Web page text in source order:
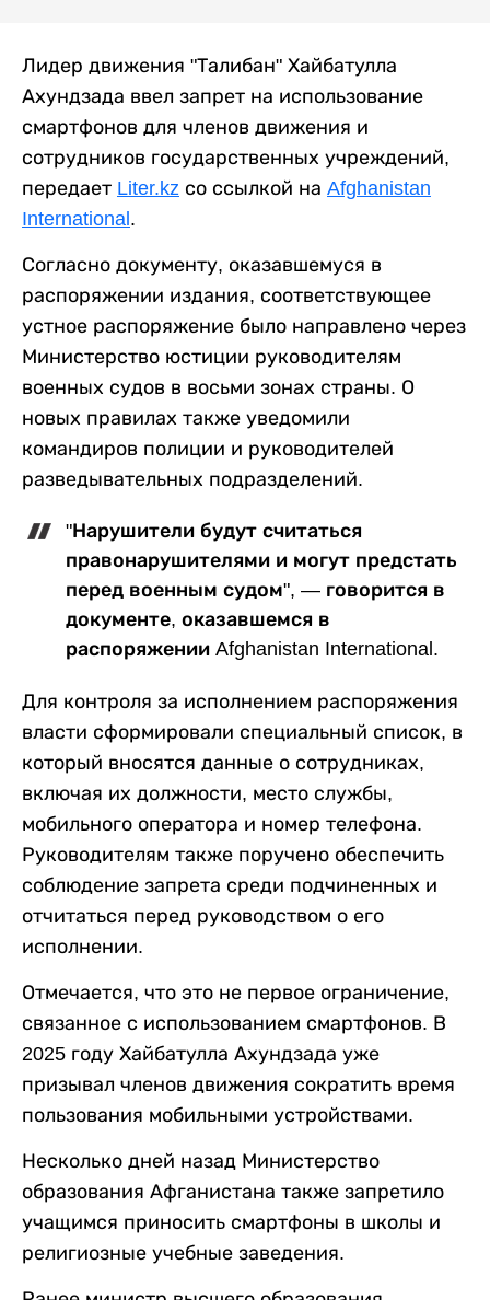
Лидер движения "Талибан" Хайбатулла
Ахундзада ввел запрет на использование
смартфонов для членов движения и
сотрудников государственных учреждений,
передает Liter.kz со ссылкой на Afghanistan
International.
Согласно документу, оказавшемуся в
распоряжении издания, соответствующее
устное распоряжение было направлено через
Министерство юстиции руководителям
военных судов в восьми зонах страны. О
новых правилах также уведомили
командиров полиции и руководителей
разведывательных подразделений.
"Нарушители будут считаться
правонарушителями и могут предстать
перед военным судом", — говорится в
документе, оказавшемся в
распоряжении Afghanistan International.
Для контроля за исполнением распоряжения
власти сформировали специальный список, в
который вносятся данные о сотрудниках,
включая их должности, место службы,
мобильного оператора и номер телефона.
Руководителям также поручено обеспечить
соблюдение запрета среди подчиненных и
отчитаться перед руководством о его
исполнении.
Отмечается, что это не первое ограничение,
связанное с использованием смартфонов. В
2025 году Хайбатулла Ахундзада уже
призывал членов движения сократить время
пользования мобильными устройствами.
Несколько дней назад Министерство
образования Афганистана также запретило
учащимся приносить смартфоны в школы и
религиозные учебные заведения.